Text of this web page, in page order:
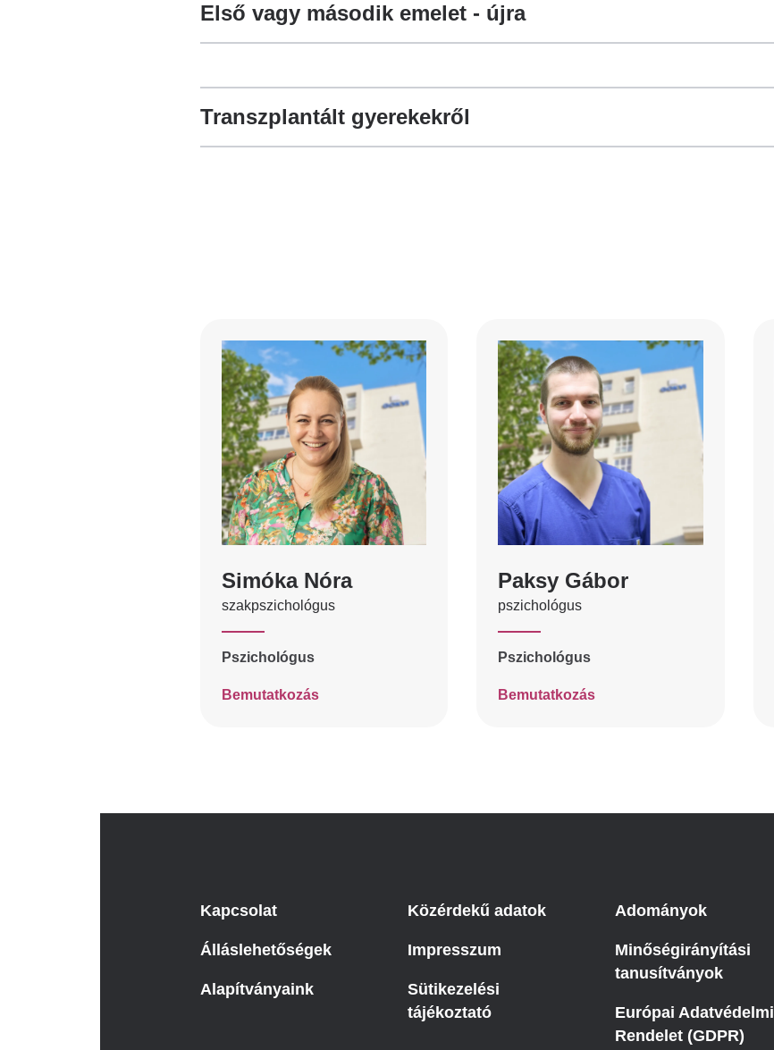
Első vagy második emelet - újra
Transzplantált gyerekekről
Simóka Nóra
szakpszichológus
Pszichológus
Bemutatkozás
Paksy Gábor
pszichológus
Pszichológus
Bemutatkozás
Kapcsolat
Álláslehetőségek
Alapítványaink
Közérdekű adatok
Impresszum
Sütikezelési
tájékoztató
Adományok
Minőségirányítási
tanusítványok
Európai Adatvédelmi
Rendelet (GDPR)